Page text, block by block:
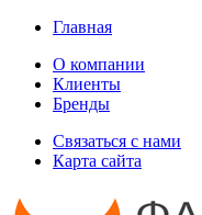
Главная
О компании
Клиенты
Бренды
Связаться с нами
Карта сайта